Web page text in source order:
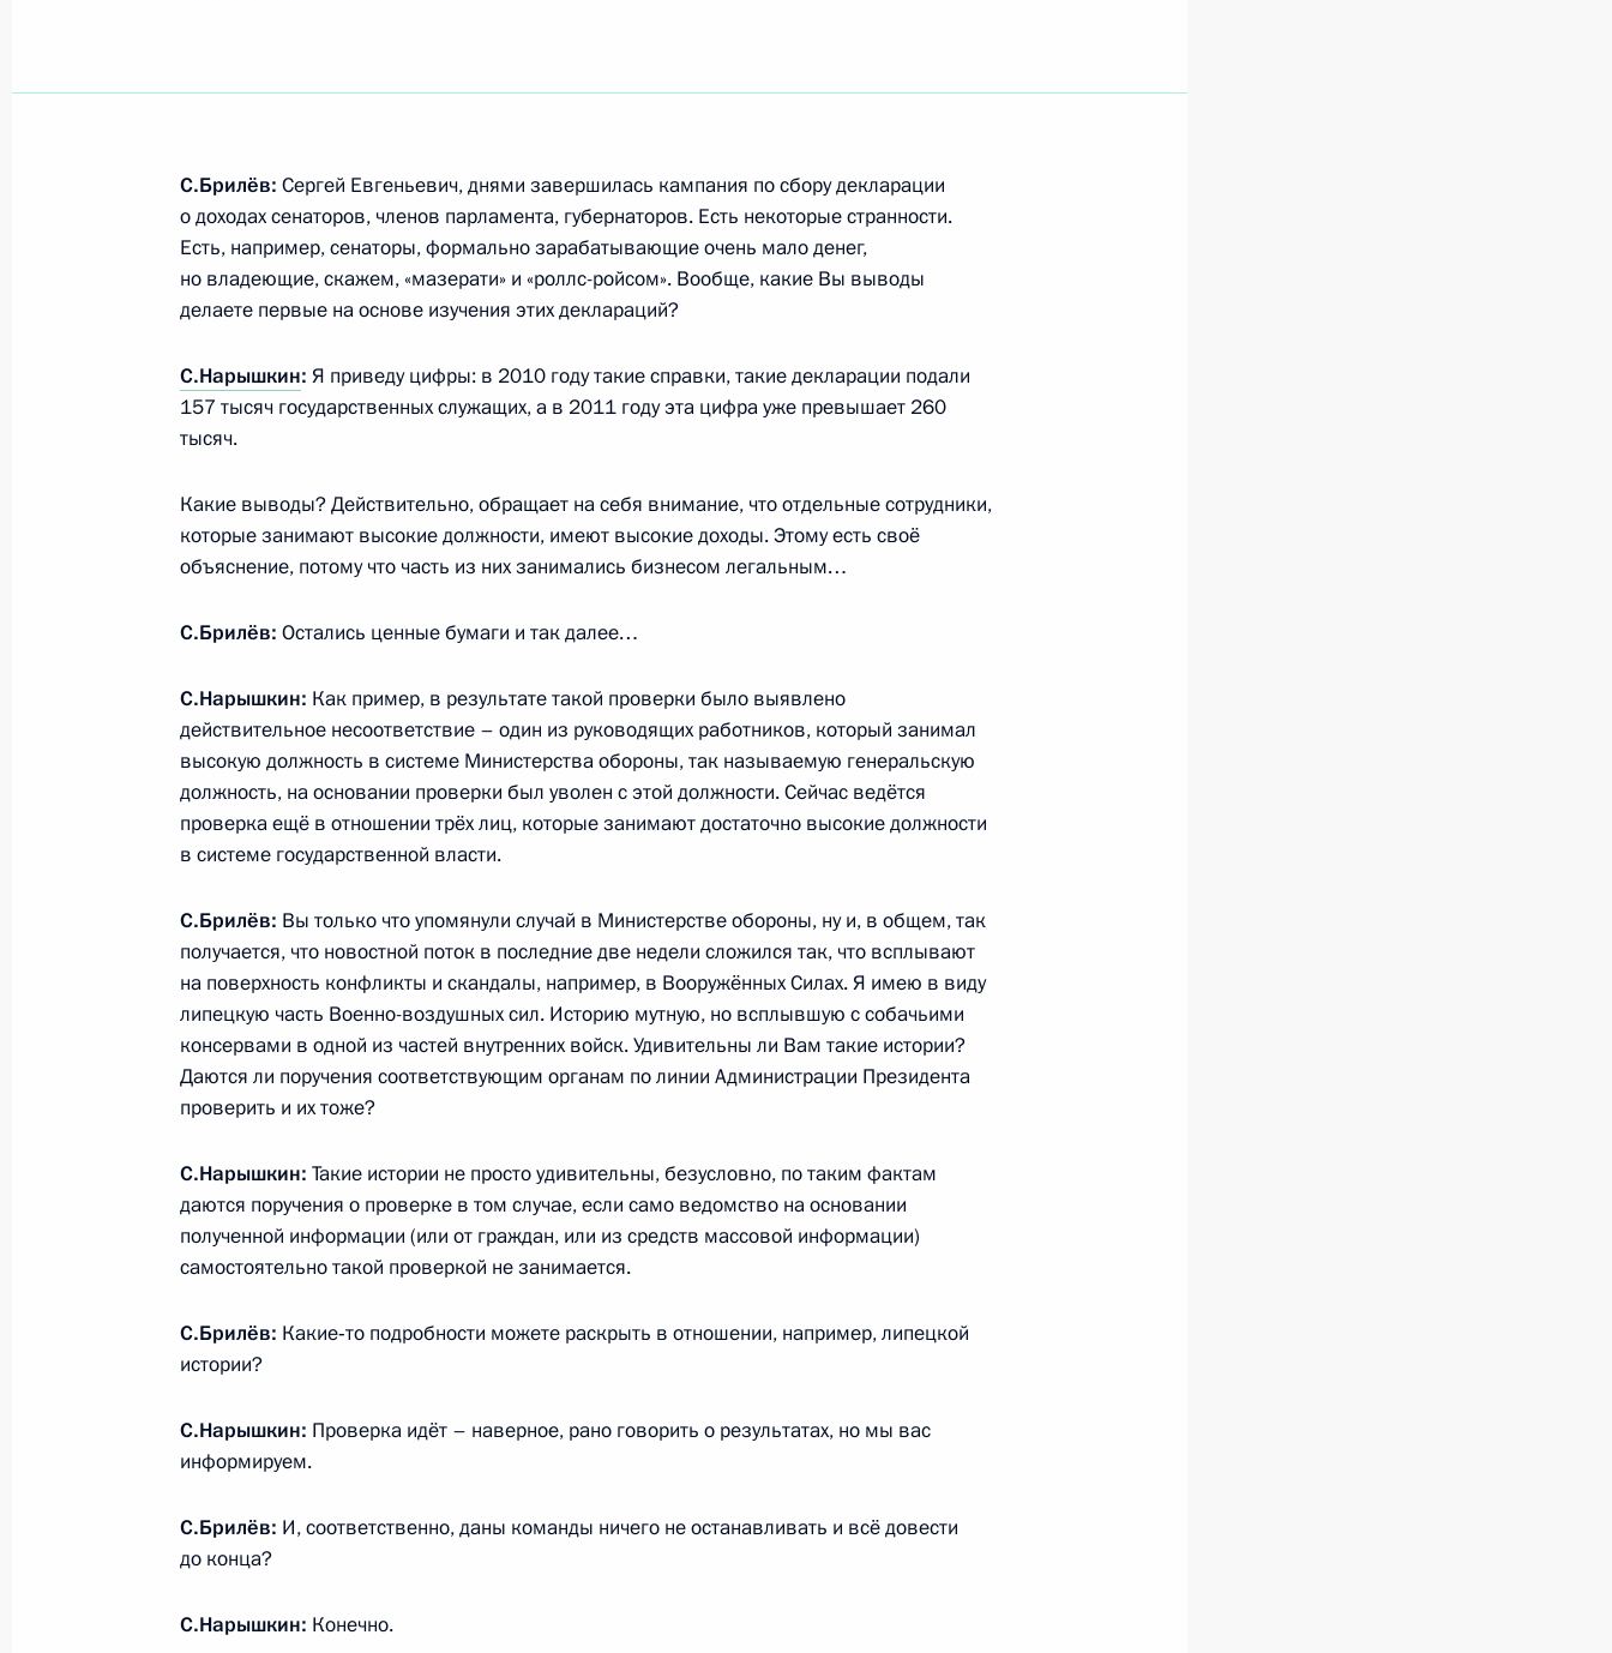
14 июня 2011 года, 16:50
10 июня 2011 года, пятница
Заседание оргкомитета по подготовке и проведению
празднования 350-летия основания Иркутска
10 июня 2011 года, 13:30
Сергей Нарышкин встретился с руководителем Администрации
10 июня 2011 года, 11:00 Москва
9 июня 2011 года, четверг
В Кремле вручены государственные награды представителям
российских средств массовой информации
9 июня 2011 года, 18:30 Москва, Кремль
7 июня 2011 года, вторник
Под председательством Руководителя Администрации
Президента Сергея Нарышкина состоялось заседание Комиссии
по вопросам гражданства
6 июня 2011 года, понедельник
Президенту доклад о ходе выполнения поручений по итогам
работы мобильной приёмной
Заседание Комиссии по проведению внеочередной аттестации
3 июня 2011 года, 14:30
С.Брилёв: Сергей Евгеньевич, днями завершилась кампания по сбору декларации
о доходах сенаторов, членов парламента, губернаторов. Есть некоторые странности.
Есть, например, сенаторы, формально зарабатывающие очень мало денег,
но владеющие, скажем, «мазерати» и «роллс-ройсом». Вообще, какие Вы выводы
делаете первые на основе изучения этих деклараций?
С.Нарышкин: Я приведу цифры: в 2010 году такие справки, такие декларации подали
157 тысяч государственных служащих, а в 2011 году эта цифра уже превышает 260
тысяч.
Какие выводы? Действительно, обращает на себя внимание, что отдельные сотрудники,
которые занимают высокие должности, имеют высокие доходы. Этому есть своё
объяснение, потому что часть из них занимались бизнесом легальным…
С.Брилёв: Остались ценные бумаги и так далее…
С.Нарышкин: Как пример, в результате такой проверки было выявлено
действительное несоответствие – один из руководящих работников, который занимал
высокую должность в системе Министерства обороны, так называемую генеральскую
должность, на основании проверки был уволен с этой должности. Сейчас ведётся
проверка ещё в отношении трёх лиц, которые занимают достаточно высокие должности
в системе государственной власти.
С.Брилёв: Вы только что упомянули случай в Министерстве обороны, ну и, в общем, так
получается, что новостной поток в последние две недели сложился так, что всплывают
на поверхность конфликты и скандалы, например, в Вооружённых Силах. Я имею в виду
липецкую часть Военно-воздушных сил. Историю мутную, но всплывшую с собачьими
консервами в одной из частей внутренних войск. Удивительны ли Вам такие истории?
Даются ли поручения соответствующим органам по линии Администрации Президента
проверить и их тоже?
С.Нарышкин: Такие истории не просто удивительны, безусловно, по таким фактам
даются поручения о проверке в том случае, если само ведомство на основании
полученной информации (или от граждан, или из средств массовой информации)
самостоятельно такой проверкой не занимается.
С.Брилёв: Какие‑то подробности можете раскрыть в отношении, например, липецкой
истории?
С.Нарышкин: Проверка идёт – наверное, рано говорить о результатах, но мы вас
информируем.
С.Брилёв: И, соответственно, даны команды ничего не останавливать и всё довести
до конца?
С.Нарышкин: Конечно.